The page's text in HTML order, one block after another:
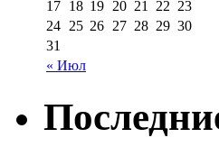
« Июл
17 18 19 20 21 22 23
24 25 26 27 28 29 30
31